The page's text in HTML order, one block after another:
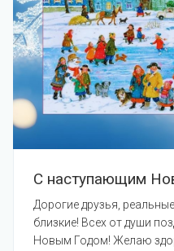
С наступающим
Дорогие друзья,
близкие! Всех от души
Новым Годом! Желаю